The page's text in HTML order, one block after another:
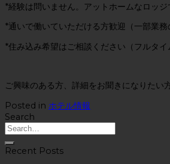
*経験は問いません。アットホームなロッ
*通いで働いていただける方歓迎（一部業務
*住み込み希望はご相談ください（フルタ
ご興味のある方、詳細をお聞きになりたい方
Posted in ホテル情報
Search
Recent Posts